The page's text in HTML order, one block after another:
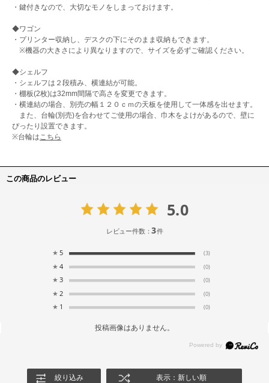
・鍵付きなので、大切なモノをしまっておけます。
◆ワゴン
・プリンター収納し、デスクの下にそのまま収納もできます。
※機器の大きさにより異なりますので、サイズを必ずご確認ください。
◆シェルフ
・シェルフは２段積み、横連結が可能。
・棚板(2枚)は32mm間隔で高さを変更できます。
・横連結の場合、別売の幅１２０ｃｍの天板を使用して一体感を出せます。
また、台輪(別売)を合わせてご使用の場合、巾木をよけがあるので、壁に
ぴったり設置できます。
※台輪はこちら
この商品のレビュー
5.0
レビュー件数：3件
★ 5 (3)
★ 4 (0)
★ 3 (0)
★ 2 (0)
★ 1 (0)
投稿画像はありません。
絞り込み 表示：新しい順